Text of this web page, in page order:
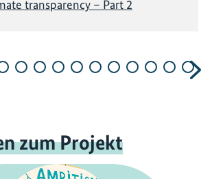
transparency – Part 2
zum Projekt